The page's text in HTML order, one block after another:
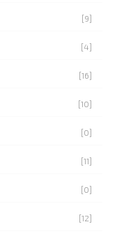
[9]
[4]
[16]
[10]
[0]
[11]
[0]
[12]